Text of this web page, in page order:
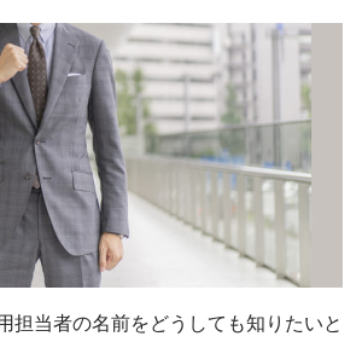
担当者の名前をどうしても知りたいと